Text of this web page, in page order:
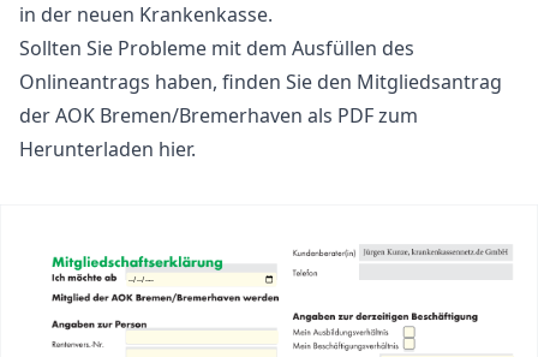
in der neuen Krankenkasse.
Sollten Sie Probleme mit dem Ausfüllen des
Onlineantrags haben, finden Sie den Mitgliedsantrag
der AOK Bremen/Bremerhaven als PDF zum
Herunterladen hier.